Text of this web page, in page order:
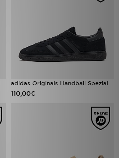
adidas Originals Handball Spezial
110,00€